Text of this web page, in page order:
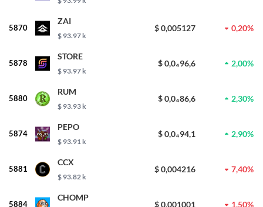
5870
ZAI
$ 93.97 k
$ 0,005127 0,20%
5878
STORE
$ 93.97 k
$ 0,0₄96,6 2,00%
5880
RUM
$ 93.93 k
$ 0,0₄86,6 2,30%
5874
PEPO
$ 93.91 k
$ 0,0₄94,1 2,90%
5881
CCX
$ 93.82 k
$ 0,004216 7,40%
5884
CHOMP
$ 0,001001 1,50%